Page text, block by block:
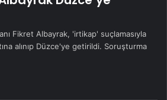
Fikret Albayrak, 'irtikap' suçlamasıyla
alınıp Düzce'ye getirildi. Soruşturma